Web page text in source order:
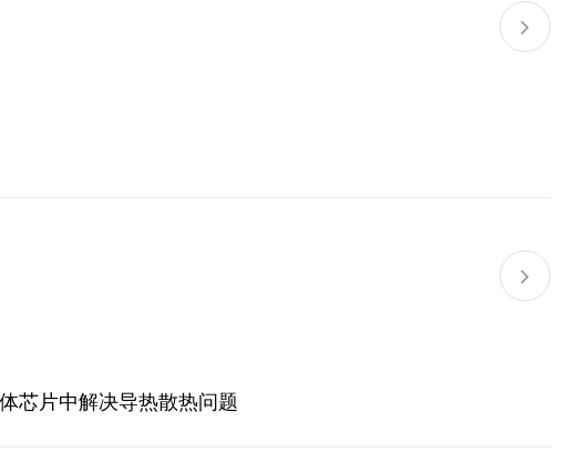
芯片中解决导热散热问题